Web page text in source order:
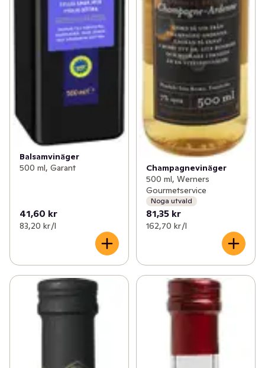
Balsamvinäger
500 ml, Garant
41,60 kr
83,20 kr /l
Champagnevinäger
500 ml, Werners
Gourmetservice
Noga utvald
81,35 kr
162,70 kr /l